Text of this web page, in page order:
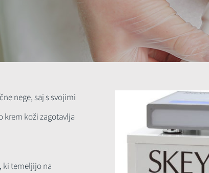
nege, saj s svojimi
krem koži zagotavlja
ki temeljijo na